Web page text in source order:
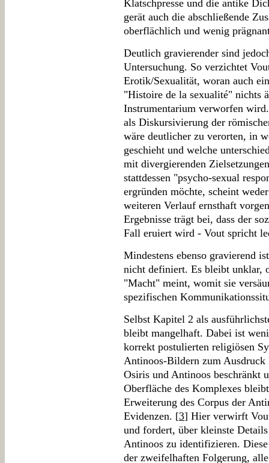
Klatschpresse und die antike
gerät auch die abschließende
oberflächlich und wenig
Deutlich gravierender sind
Untersuchung. So verzichtet
Erotik/Sexualität, woran auch
"Histoire de la sexualité" nichts
Instrumentarium verworfen
als Diskursivierung der
wäre deutlicher zu verorten, in
geschieht und welche
mit divergierenden
stattdessen "psycho-sexual
ergründen möchte, scheint
weiteren Verlauf ernsthaft
Ergebnisse trägt bei, dass der
Fall eruiert wird - Vout spricht
Mindestens ebenso gravierend
nicht definiert. Es bleibt unklar,
"Macht" meint, womit sie
spezifischen
Selbst Kapitel 2 als
bleibt mangelhaft. Dabei ist
korrekt postulierten religiösen
Antinoos-Bildern zum
Osiris und Antinoos beschränkt
Oberfläche des Komplexes
Erweiterung des Corpus der
Evidenzen. [3] Hier verwirft
und fordert, über kleinste
Antinoos zu identifizieren.
der zweifelhaften Folgerung,